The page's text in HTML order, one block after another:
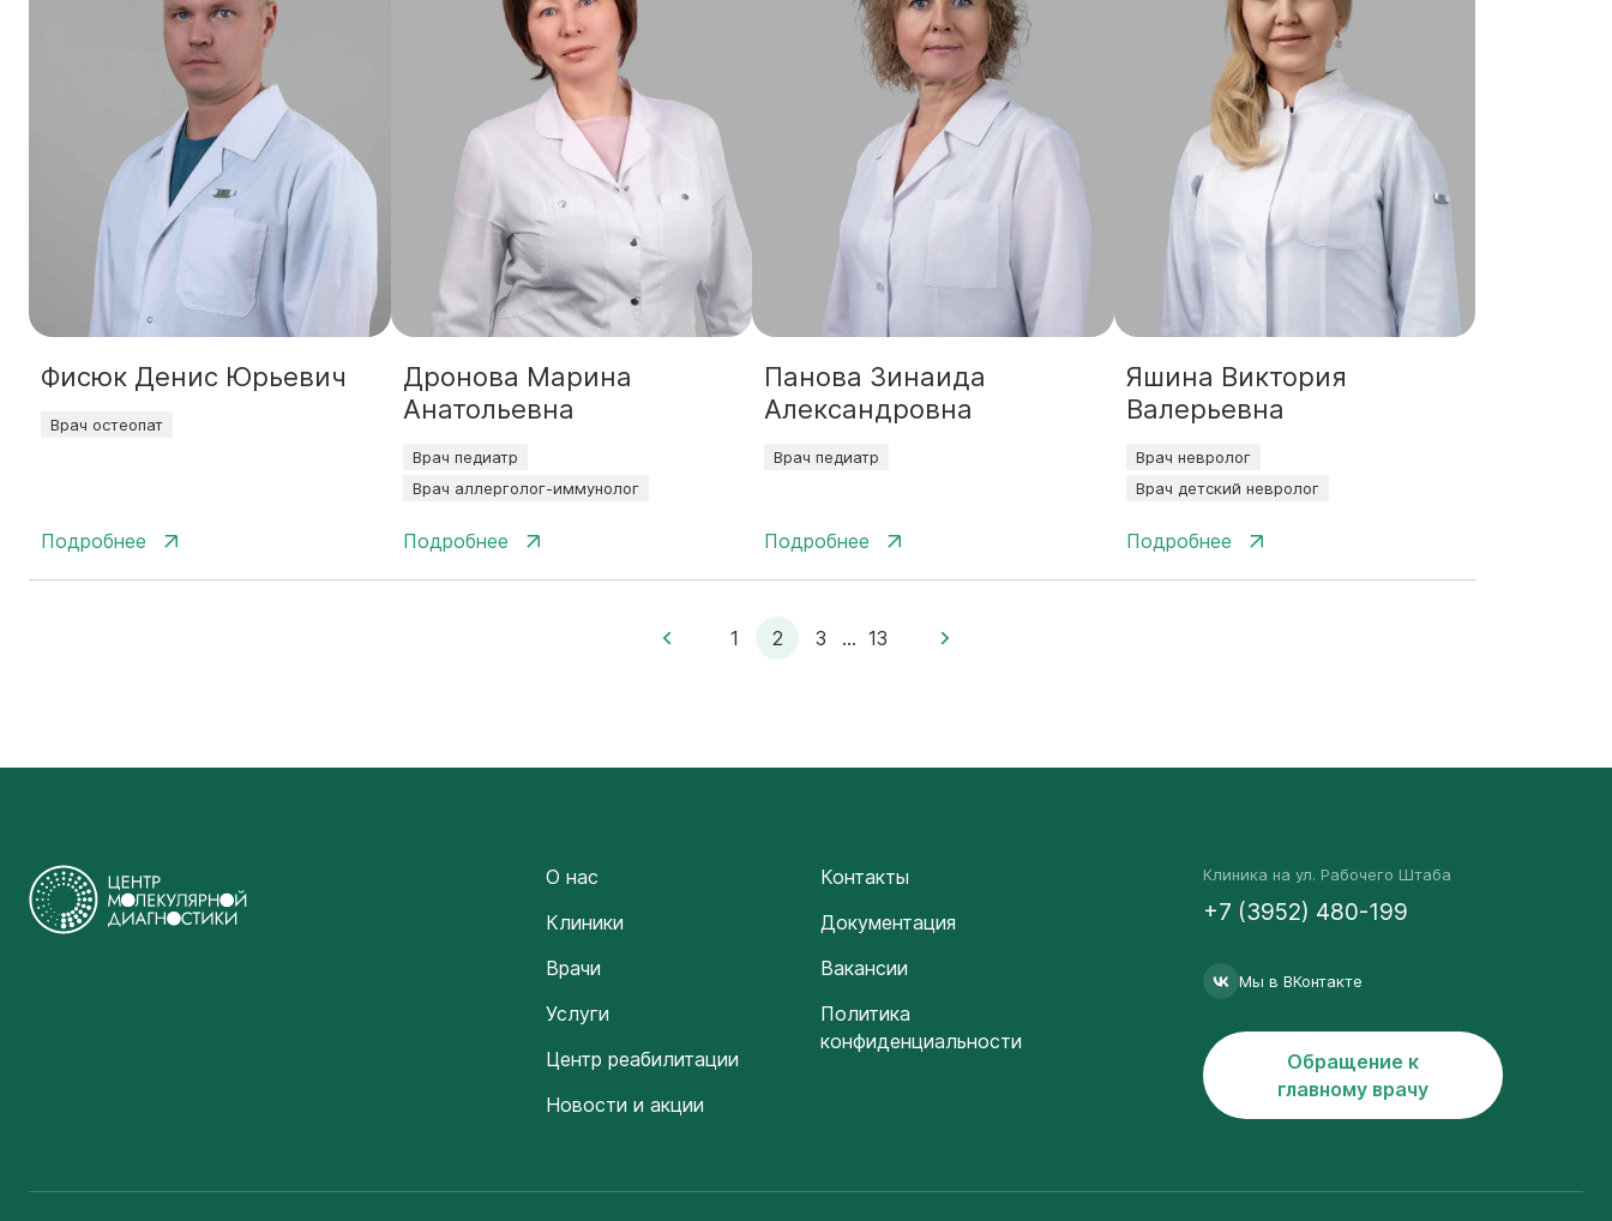
Фисюк Денис Юрьевич
Врач остеопат
Подробнее
Дронова Марина
Анатольевна
Врач педиатр
Врач аллерголог-иммунолог
Подробнее
Панова Зинаида
Александровна
Врач педиатр
Подробнее
Яшина Виктория
Валерьевна
Врач невролог
Врач детский невролог
Подробнее
1 2 3 ... 13
О нас
Клиники
Врачи
Услуги
Центр реабилитации
Новости и акции
Контакты
Документация
Вакансии
Политика
конфиденциальности
Клиника на ул. Рабочего Штаба
+7 (3952) 480-199
Мы в ВКонтакте
Обращение к
главному врачу